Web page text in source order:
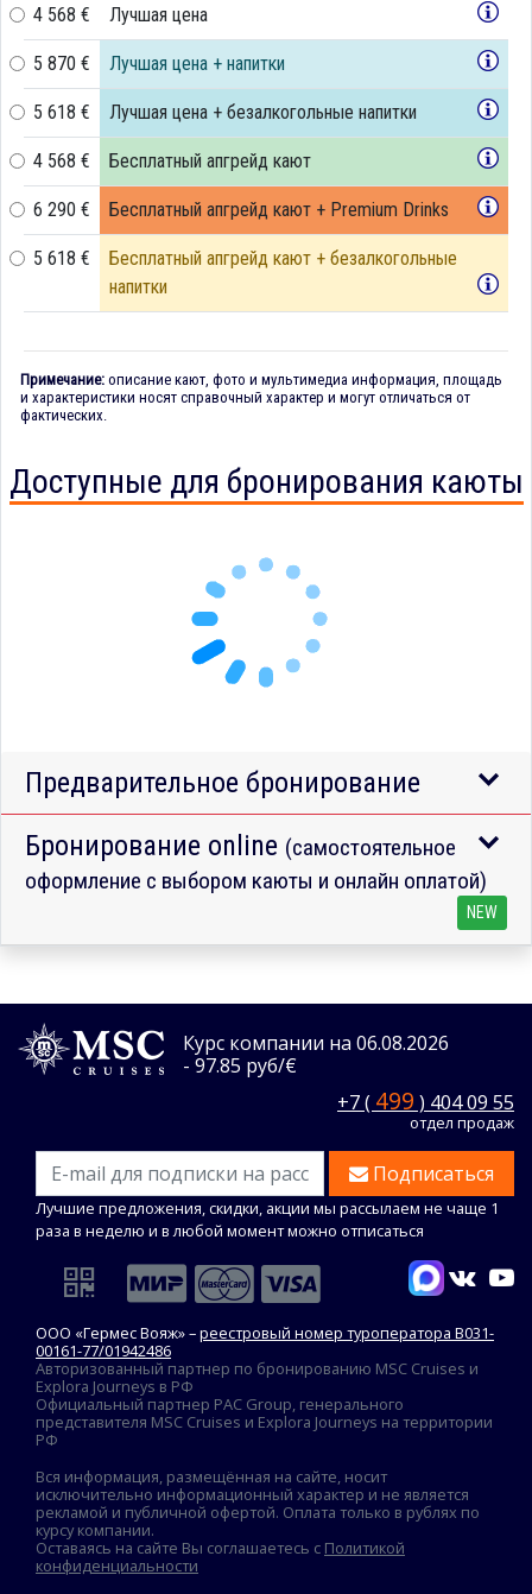
4 568 € Лучшая цена
5 870 € Лучшая цена + напитки
5 618 € Лучшая цена + безалкогольные напитки
4 568 € Бесплатный апгрейд кают
6 290 € Бесплатный апгрейд кают + Premium Drinks
5 618 €
Бесплатный апгрейд кают + безалкогольные
напитки
Примечание: описание кают, фото и мультимедиа информация, площадь
и характеристики носят справочный характер и могут отличаться от
фактических.
Доступные для бронирования каюты
Предварительное бронирование
Бронирование online (самостоятельное
оформление с выбором каюты и онлайн оплатой)
NEW
Курс компании на 06.08.2026
- 97.85 руб/€
+7 ( 499 ) 404 09 55
отдел продаж
Подписаться
Лучшие предложения, скидки, акции мы рассылаем не чаще 1
раза в неделю и в любой момент можно отписаться
ООО «Гермес Вояж» –реестровый номер туроператора В031-
00161-77/01942486
Авторизованный партнер по бронированию MSC Cruises и
Explora Journeys в РФ
Официальный партнер PAC Group, генерального
представителя MSC Cruises и Explora Journeys на территории
РФ
Вся информация, размещённая на сайте, носит
исключительно информационный характер и не является
рекламой и публичной офертой. Оплата только в рублях по
курсу компании.
Оставаясь на сайте Вы соглашаетесь с Политикой
конфиденциальности